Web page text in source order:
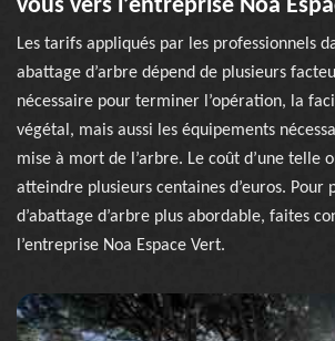
vous vers l’entreprise Noa
Les tarifs appliqués par les professionnels
abattage d’arbre dépend de plusieurs
nécessaire pour terminer l’opération, la
végétal, mais aussi les équipements
mise à mort de l’arbre. Le coût d’une telle
atteindre plusieurs centaines d’euros. Pour
d’abattage d’arbre plus abordable, faites
l’entreprise Noa Espace Vert.